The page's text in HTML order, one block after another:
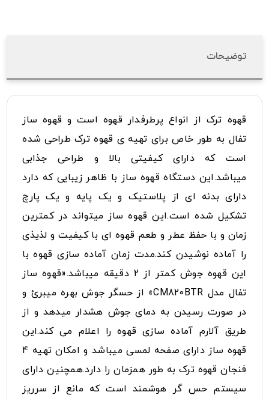
توضیحات
قهوه ترک از انواع پرطرفدار قهوه است و قهوه ساز
تفال به طور خاص برای تهیه ی قهوه ترک طراحی شده
است که دارای کیفیتی بالا و طراحی جذابی
میباشد.این دستگاه قهوه ساز با ظاهر زیبایی که دارد
دارای بدنه ای از پلاستیک و یک پایه و یک پارچ
تشکیل شده است.این قهوه ساز میتواند در کمترین
زمان و با حفظ عطر و طعم قهوه ای با کیفیت و لذیذی
را آماده نوشیدن کند.مدت زمان آماده سازی قهوه با
این قهوه جوش کمتر از 2 دقیقه میباشد.«قهوه ساز
تفال مدل CM820BTR» از حسگر جوش بهره میبرئ و
در صورت رسیدن به دمای جوش هشدار میدهد و از
طریق آلارم آماده سازی قهوه را اعلام می کند.این
قهوه ساز دارای صفحه لمسی میباشد و امکان تهیه 4
فنجان قهوه ترک به طور همزمان را دارد.همچنین دارای
سیستم حس گر هوشمند است که مانع از سرریز